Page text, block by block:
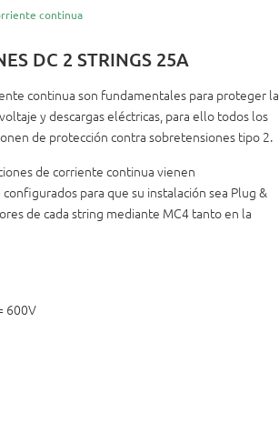
continua
DC 2 STRINGS 25A
continua son fundamentales para proteger la
y descargas eléctricas, para ello todos los
de protección contra sobretensiones tipo 2.
de corriente continua vienen
para que su instalación sea Plug &
de cada string mediante MC4 tanto en la
600V